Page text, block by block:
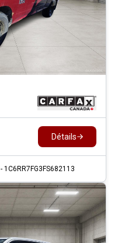
Détails
- 1C6RR7FG3FS682113